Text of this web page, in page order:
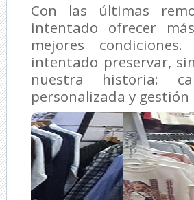
Con las últimas
intentado ofrecer
mejores
intentado preservar,
nuestra historia:
personalizada y